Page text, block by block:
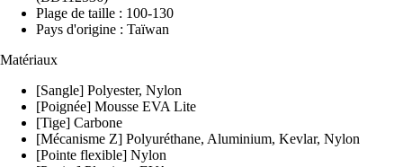
Plage de taille : 100-130
Pays d'origine : Taïwan
Matériaux
[Sangle] Polyester, Nylon
[Poignée] Mousse EVA Lite
[Tige] Carbone
[Mécanisme Z] Polyuréthane, Aluminium, Kevlar, Nylon
[Pointe flexible] Nylon